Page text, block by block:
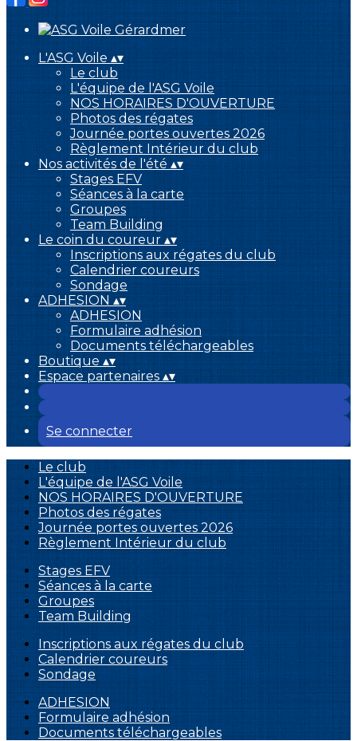
L'ASG Voile ▴▾
Le club
L'équipe de l'ASG Voile
NOS HORAIRES D'OUVERTURE
Photos des régates
Journée portes ouvertes 2026
Règlement Intérieur du club
Nos activités de l'été ▴▾
Stages EFV
Séances à la carte
Groupes
Team Building
Le coin du coureur ▴▾
Inscriptions aux régates du club
Calendrier coureurs
Sondage
ADHESION ▴▾
ADHESION
Formulaire adhésion
Documents téléchargeables
Boutique▴▾
Espace partenaires ▴▾
Se connecter
Le club
L'équipe de l'ASG Voile
NOS HORAIRES D'OUVERTURE
Photos des régates
Journée portes ouvertes 2026
Règlement Intérieur du club
Stages EFV
Séances à la carte
Groupes
Team Building
Inscriptions aux régates du club
Calendrier coureurs
Sondage
ADHESION
Formulaire adhésion
Documents téléchargeables